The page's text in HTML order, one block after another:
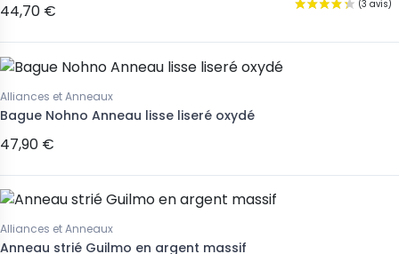
44,70 €
Alliances et Anneaux
Bague Nohno Anneau lisse liseré oxydé
47,90 €
Alliances et Anneaux
Anneau strié Guilmo en argent massif